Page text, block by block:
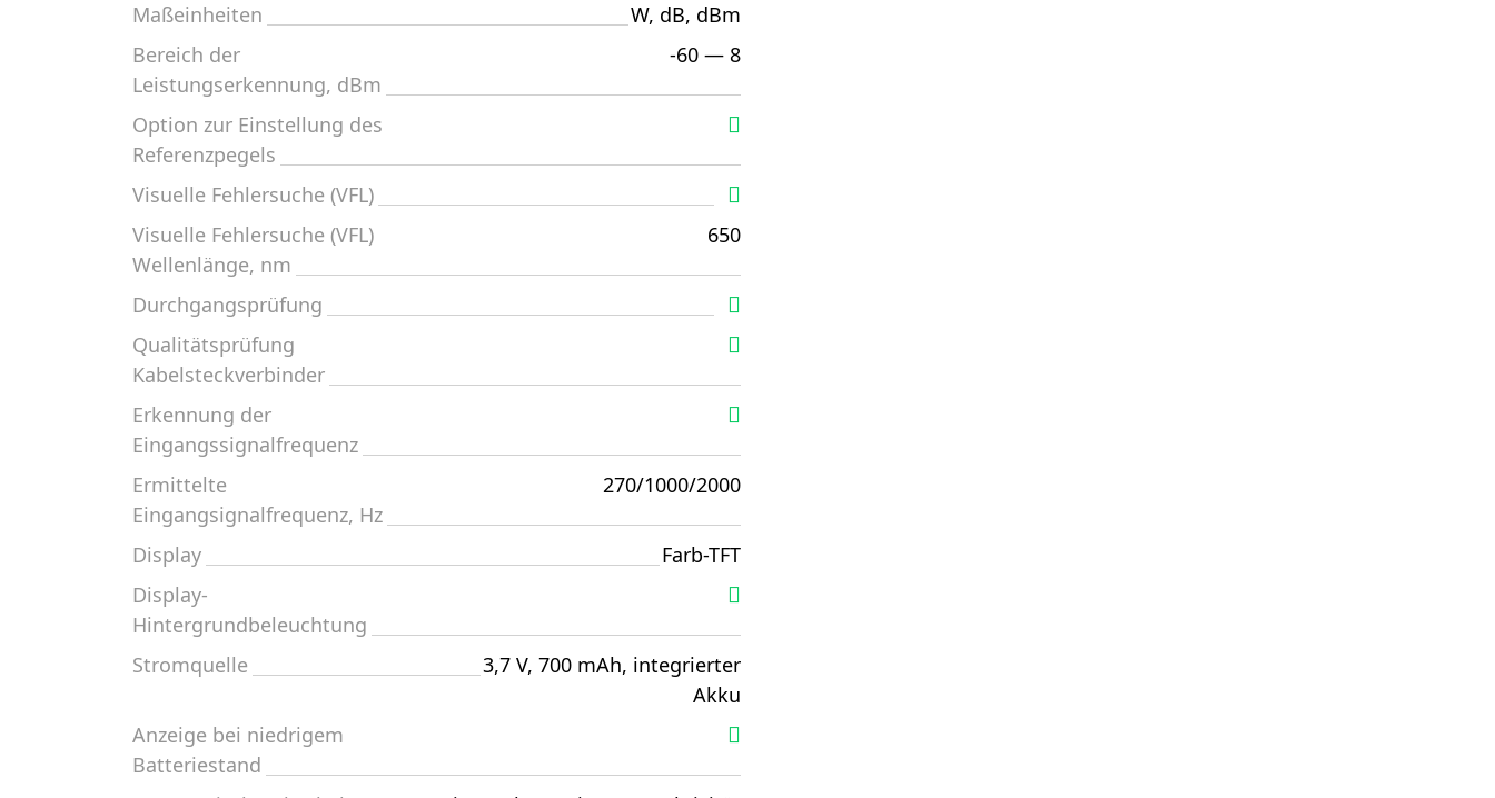
Maßeinheiten
W, dB, dBm
Bereich der
Leistungserkennung, dBm
-60 — 8
Option zur Einstellung des
Referenzpegels
Visuelle Fehlersuche (VFL)
Visuelle Fehlersuche (VFL)
Wellenlänge, nm
650
Durchgangsprüfung
Qualitätsprüfung
Kabelsteckverbinder
Erkennung der
Eingangssignalfrequenz
Ermittelte
Eingangsignalfrequenz, Hz
270/1000/2000
Display
Farb-TFT
Display-
Hintergrundbeleuchtung
Stromquelle
3,7 V, 700 mAh, integrierter
Akku
Anzeige bei niedrigem
Batteriestand